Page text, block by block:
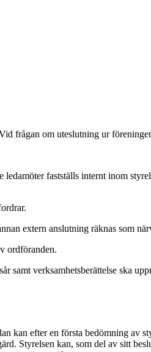
frågan om uteslutning ur
fastställs internt inom
extern anslutning räknas som
ordföranden.
samt verksamhetsberättelse ska
kan efter en första bedömning av
Styrelsen kan, som del av sitt